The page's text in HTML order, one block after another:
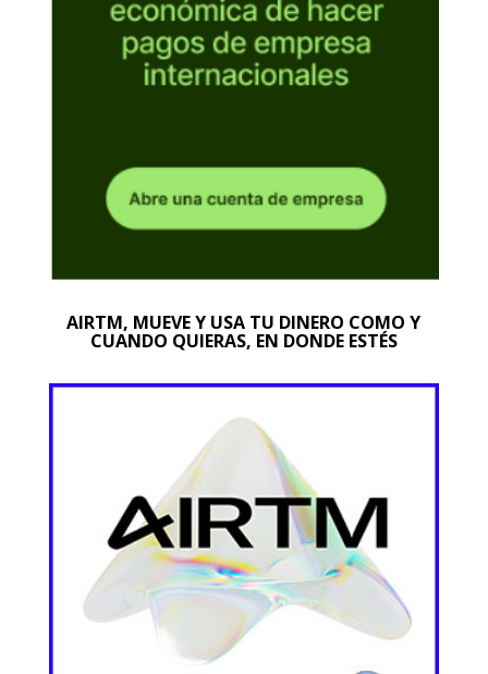
AIRTM, MUEVE Y USA TU DINERO COMO Y
CUANDO QUIERAS, EN DONDE ESTÉS